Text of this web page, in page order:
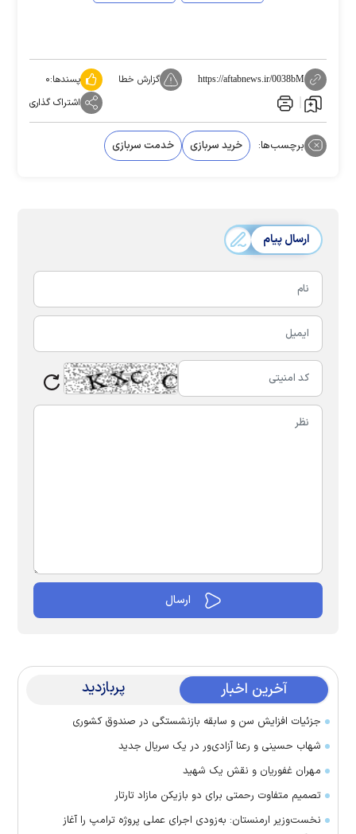
https://aftabnews.ir/0038bM گزارش خطا پسندها:۰
اشتراک گذاری
برچسب‌ها: خرید سربازی خدمت سربازی
ارسال پیام
آخرین اخبار پربازدید
جزئیات افزایش سن و سابقه بازنشستگی در صندوق کشوری
شهاب حسینی و رعنا آزادی‌ور در یک سریال جدید
مهران غفوریان و نقش یک شهید
تصمیم متفاوت رحمتی برای دو بازیکن مازاد تارتار
نخست‌وزیر ارمنستان: به‌زودی اجرای عملی پروژه ترامپ را آغاز